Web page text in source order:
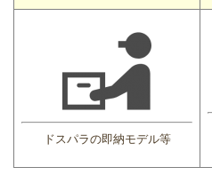
ドスパラの即納モデル等